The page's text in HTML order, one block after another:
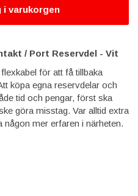
i varukorgen
/ Port Reservdel - Vit
för att få tillbaka
köpa egna reservdelar och
tid och pengar, först ska
göra misstag. Var alltid extra
mer erfaren i närheten.